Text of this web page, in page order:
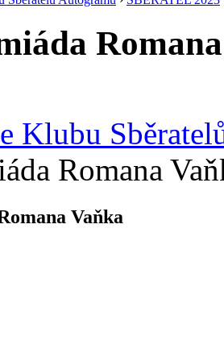
Klubu
Romana
Vaňka